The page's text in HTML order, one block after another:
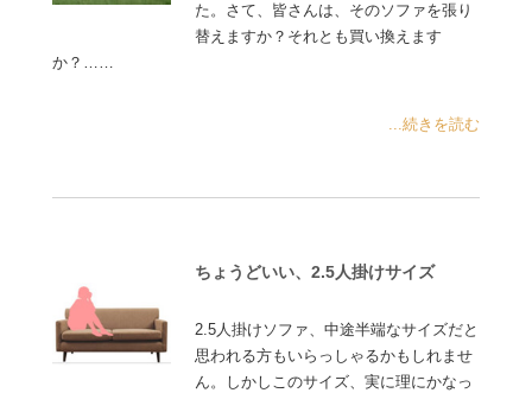
た。さて、皆さんは、そのソファを張り
替えますか？それとも買い換えます
か？……
...続きを読む
ちょうどいい、2.5人掛けサイズ
2.5人掛けソファ、中途半端なサイズだと
思われる方もいらっしゃるかもしれませ
ん。しかしこのサイズ、実に理にかなっ